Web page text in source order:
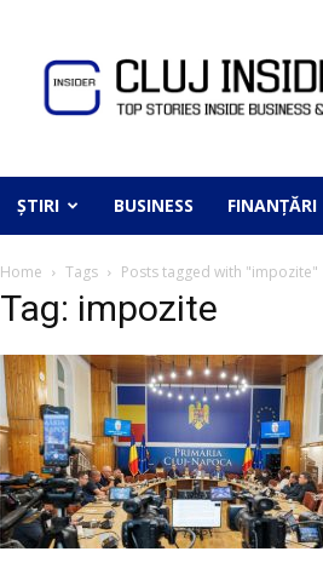
ȘTIRI BUSINESS FINANȚĂRI
Home Tags Posts tagged with "impozite"
Tag: impozite